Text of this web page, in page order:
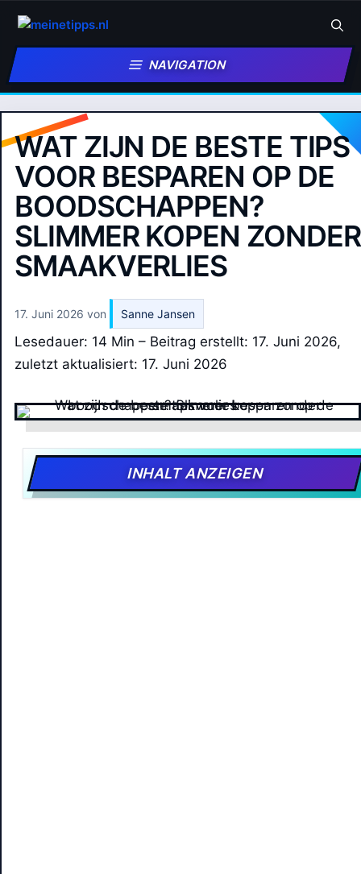
Inhalt
springen
NAVIGATION
WAT ZIJN DE BESTE TIPS
VOOR BESPAREN OP DE
BOODSCHAPPEN?
SLIMMER KOPEN ZONDER
SMAAKVERLIES
17. Juni 2026 von Sanne Jansen
Lesedauer: 14 Min – Beitrag erstellt: 17. Juni 2026,
zuletzt aktualisiert: 17. Juni 2026
INHALT ANZEIGEN